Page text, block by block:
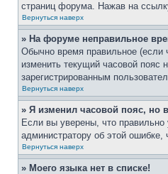
страниц форума. Нажав на
Вернуться наверх
» На форуме неправильное
Обычно время правильное (если
изменить текущий часовой пояс
зарегистрированным
Вернуться наверх
» Я изменил часовой пояс, но
Если вы уверены, что правильно
администратору об этой ошибке,
Вернуться наверх
» Моего языка нет в списке!